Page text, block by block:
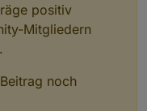
positiv
Mitgliedern
noch